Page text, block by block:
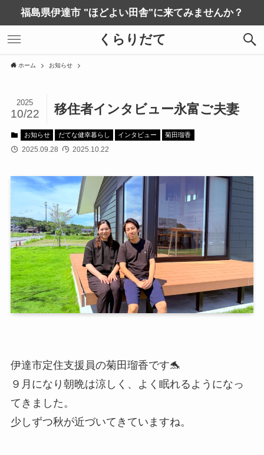
福島県伊達市 "ほどよい田舎"に来てみませんか？
くらりだて
ホーム お知らせ
移住者インタビュー永富ご夫妻
2025
10/22
お知らせ だてな健幸暮らし インタビュー 菊田瑠香
2025.09.28 2025.10.22
伊達市定住支援員の菊田瑠香です🐬
９月になり朝晩は涼しく、よく眠れるようになっ
てきました。
少しずつ秋が近づいてきていますね。